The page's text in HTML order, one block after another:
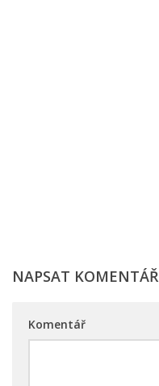
NAPSAT KOMENTÁŘ
Komentář